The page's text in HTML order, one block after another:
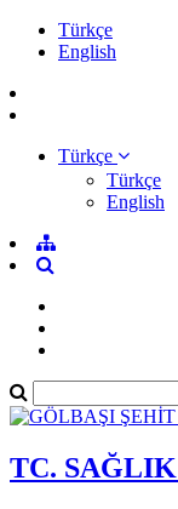
Türkçe
English
Türkçe
Türkçe
English
TC.